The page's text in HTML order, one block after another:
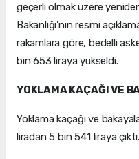
geçerli olmak üzere
Bakanlığı'nın resmi
rakamlara göre, bedelli
bin 653 liraya yükseldi.
YOKLAMA KAÇAĞI VE
Yoklama kaçağı ve
liradan 5 bin 541 liraya çıktı.